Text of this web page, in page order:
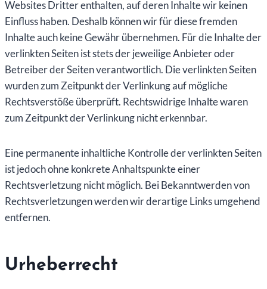
Websites Dritter enthalten, auf deren Inhalte wir keinen
Einfluss haben. Deshalb können wir für diese fremden
Inhalte auch keine Gewähr übernehmen. Für die Inhalte der
verlinkten Seiten ist stets der jeweilige Anbieter oder
Betreiber der Seiten verantwortlich. Die verlinkten Seiten
wurden zum Zeitpunkt der Verlinkung auf mögliche
Rechtsverstöße überprüft. Rechtswidrige Inhalte waren
zum Zeitpunkt der Verlinkung nicht erkennbar.
Eine permanente inhaltliche Kontrolle der verlinkten Seiten
ist jedoch ohne konkrete Anhaltspunkte einer
Rechtsverletzung nicht möglich. Bei Bekanntwerden von
Rechtsverletzungen werden wir derartige Links umgehend
entfernen.
Urheberrecht